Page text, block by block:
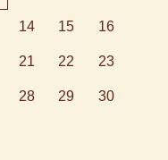
14 15 16
21 22 23
28 29 30